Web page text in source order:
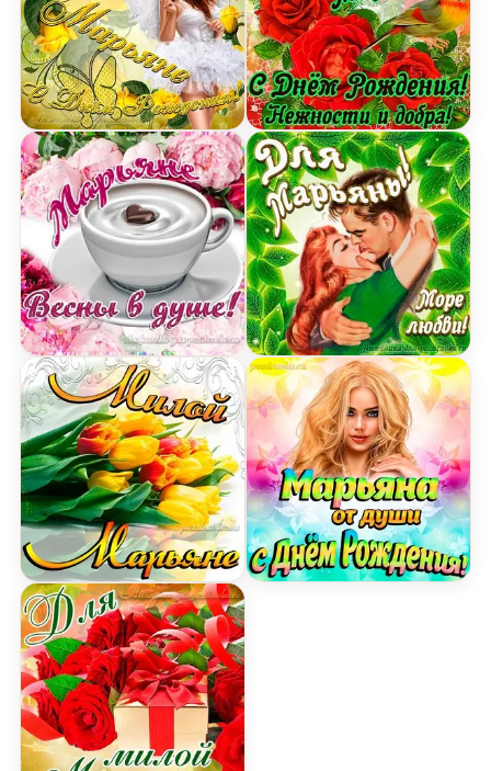
Картинка красотке Марьяне с Днем рождения
Открытка Марьяне на День Рождения с
Картинка милой Марьяне с днем Рождения с
Открытка для Марьяны
Открытка с Днем
Открытка Марьяне от